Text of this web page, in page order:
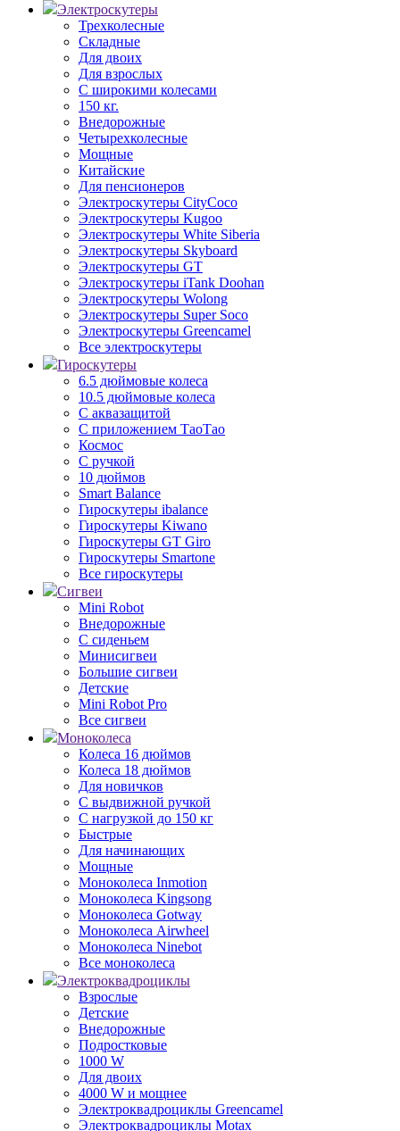
Электроскутеры
Трехколесные
Складные
Для двоих
Для взрослых
С широкими колесами
150 кг.
Внедорожные
Четырехколесные
Мощные
Китайские
Для пенсионеров
Электроскутеры CityCoco
Электроскутеры Kugoo
Электроскутеры White Siberia
Электроскутеры Skyboard
Электроскутеры GT
Электроскутеры iTank Doohan
Электроскутеры Wolong
Электроскутеры Super Soco
Электроскутеры Greencamel
Все электроскутеры
Гироскутеры
6.5 дюймовые колеса
10.5 дюймовые колеса
С аквазащитой
С приложением ТаоТао
Космос
С ручкой
10 дюймов
Smart Balance
Гироскутеры ibalance
Гироскутеры Kiwano
Гироскутеры GT Giro
Гироскутеры Smartone
Все гироскутеры
Сигвеи
Mini Robot
Внедорожные
С сиденьем
Минисигвеи
Большие сигвеи
Детские
Mini Robot Pro
Все сигвеи
Моноколеса
Колеса 16 дюймов
Колеса 18 дюймов
Для новичков
С выдвижной ручкой
С нагрузкой до 150 кг
Быстрые
Для начинающих
Мощные
Моноколеса Inmotion
Моноколеса Kingsong
Моноколеса Gotway
Моноколеса Airwheel
Моноколеса Ninebot
Все моноколеса
Электроквадроциклы
Взрослые
Детские
Внедорожные
Подростковые
1000 W
Для двоих
4000 W и мощнее
Электроквадроциклы Greencamel
Электроквадроциклы Motax